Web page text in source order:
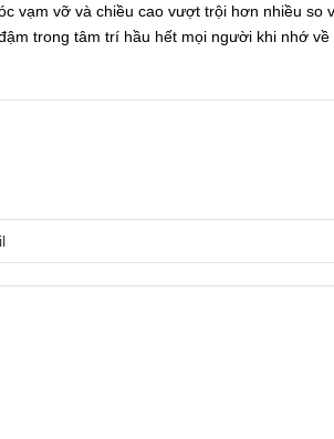
vạm vỡ và chiều cao vượt trội hơn nhiều so
trong tâm trí hầu hết mọi người khi nhớ về